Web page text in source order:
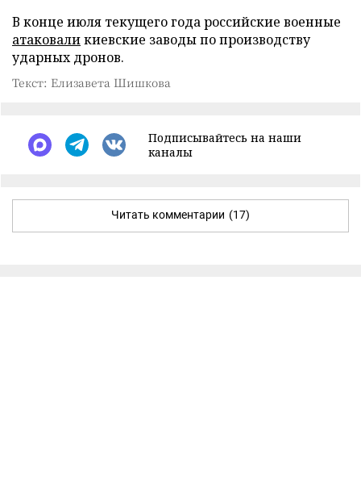
В конце июля текущего года российские военные
атаковаликиевские заводы по производству
ударных дронов.
Текст: Елизавета Шишкова
Подписывайтесь на наши
каналы
Читать комментарии (17)